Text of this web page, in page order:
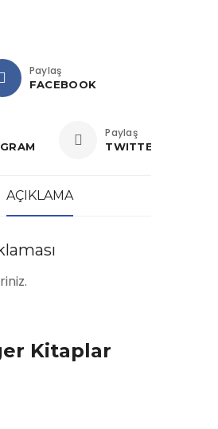
Paylaş
FACEBOOK
Paylaş
TWITTER
AÇIKLAMA
Kitaplar